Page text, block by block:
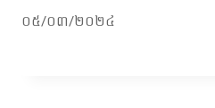
០៥/០៣/២០២៤